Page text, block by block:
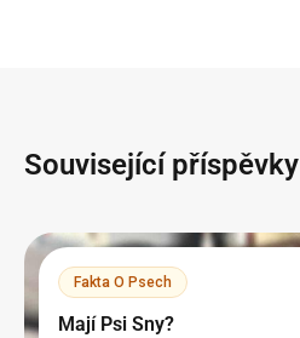
Související příspěvky
Fakta O Psech
Mají Psi Sny?